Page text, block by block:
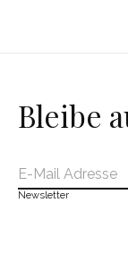
Bleibe
Newsletter